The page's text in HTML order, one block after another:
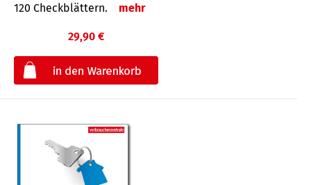
120 Check­blättern.
mehr
29,90 €